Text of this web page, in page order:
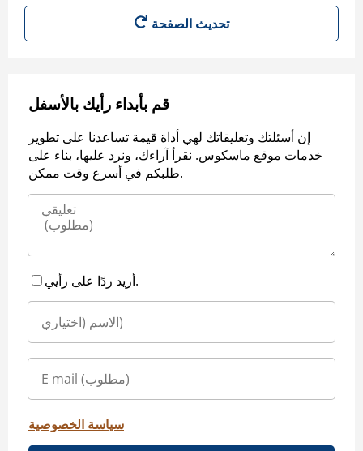
تحديث الصفحة
قم بأبداء رأيك بالأسفل
إن أسئلتك وتعليقاتك لهي أداة قيمة تساعدنا على تطوير
خدمات موقع ماسكوس. نقرأ آراءك، ونرد عليها، بناء على
طلبكم في أسرع وقت ممكن.
أريد ردًا على رأيي.
سياسة الخصوصية